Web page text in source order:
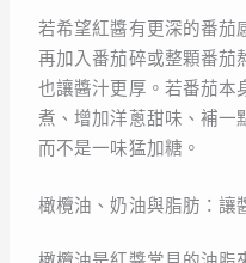
若希望紅醬有更深的番茄
再加入番茄碎或整顆番茄
也讓醬汁更厚。若番茄本
煮、增加洋蔥甜味、補一
而不是一味猛加糖。
橄欖油、奶油與脂肪：讓